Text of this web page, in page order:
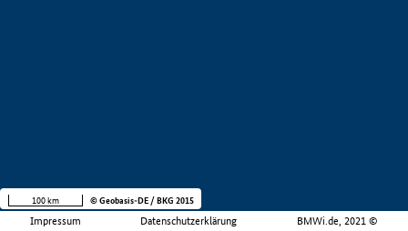
Impressum Datenschutzerklärung BMWi.de, 2021 ©
100 km © Geobasis-DE / BKG 2015